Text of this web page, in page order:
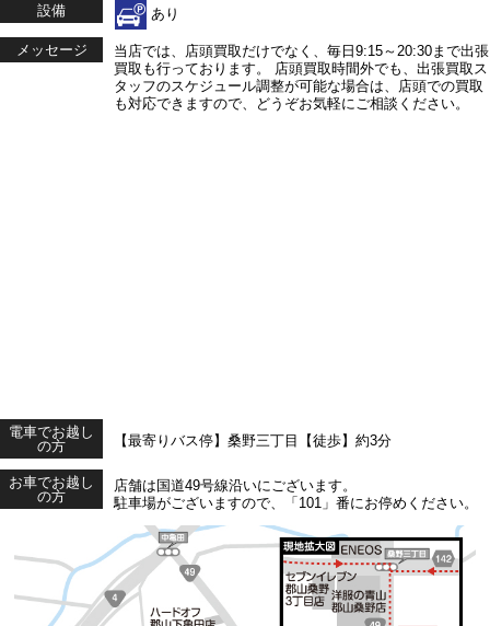
設備
あり
メッセージ
当店では、店頭買取だけでなく、毎日9:15～20:30まで出張
買取も行っております。 店頭買取時間外でも、出張買取ス
タッフのスケジュール調整が可能な場合は、店頭での買取
も対応できますので、どうぞお気軽にご相談ください。
電車でお越し
の方
【最寄りバス停】桑野三丁目【徒歩】約3分
お車でお越し
の方
店舗は国道49号線沿いにございます。
駐車場がございますので、「101」番にお停めください。